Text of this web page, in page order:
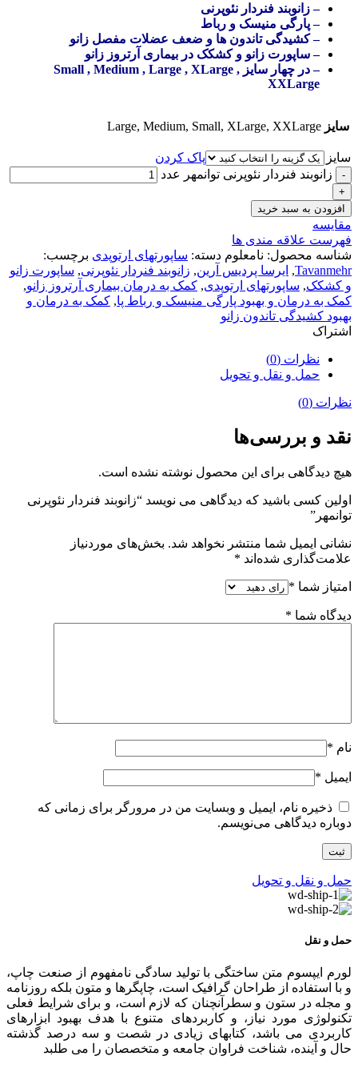
– زانوبند فنردار نئوپرنی
– پارگی منیسک و رباط
– کشیدگی تاندون ها و ضعف عضلات مفصل زانو
– ساپورت زانو و کشکک در بیماری آرتروز زانو
– در چهار سایز Small , Medium , Large , XLarge ,
XXLarge
سایز Large, Medium, Small, XLarge, XXLarge
سایز
پاک کردن
زانوبند فنردار نئوپرنی توانمهر عدد
افزودن به سبد خرید
مقایسه
فهرست علاقه مندی ها
شناسه محصول: نامعلوم دسته: ساپورتهای ارتوپدی برچسب:
Tavanmehr
, ایرسا پردیس آرین, زانوبند فنردار نئوپرنی, ساپورت زانو
و کشکک, ساپورتهای ارتوپدی, کمک به درمان بیماری آرتروز زانو,
کمک به درمان و بهبود پارگی منیسک و رباط پا, کمک به درمان و
بهبود کشیدگی تاندون زانو
اشتراک
نظرات (0)
حمل و نقل و تحویل
نظرات (0)
نقد و بررسی‌ها
هیچ دیدگاهی برای این محصول نوشته نشده است.
اولین کسی باشید که دیدگاهی می نویسد “زانوبند فنردار نئوپرنی
توانمهر”
نشانی ایمیل شما منتشر نخواهد شد. بخش‌های موردنیاز
علامت‌گذاری شده‌اند *
امتیاز شما *
دیدگاه شما *
نام *
ایمیل *
ذخیره نام، ایمیل و وبسایت من در مرورگر برای زمانی که
دوباره دیدگاهی می‌نویسم.
حمل و نقل و تحویل
حمل و نقل
لورم ایپسوم متن ساختگی با تولید سادگی نامفهوم از صنعت چاپ،
و با استفاده از طراحان گرافیک است، چاپگرها و متون بلکه روزنامه
و مجله در ستون و سطرآنچنان که لازم است، و برای شرایط فعلی
تکنولوژی مورد نیاز، و کاربردهای متنوع با هدف بهبود ابزارهای
کاربردی می باشد، کتابهای زیادی در شصت و سه درصد گذشته
حال و آینده، شناخت فراوان جامعه و متخصصان را می طلبد